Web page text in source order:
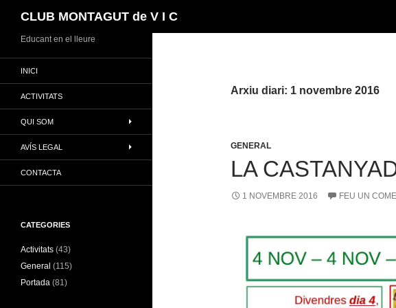
al
contingut
CLUB MONTAGUT de V I C
Arxiu diari: 1 novembre 2016
GENERAL
LA
1 NOVEMBRE 2016 FEU UN
Educant en el lleure
INICI
ACTIVITATS
QUI SOM
AVÍS LEGAL
CONTACTA
CATEGORIES
Activitats (43)
General (115)
Portada (81)